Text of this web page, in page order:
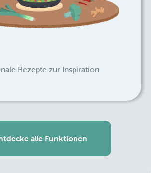
Rezepte zur Inspiration
alle Funktionen